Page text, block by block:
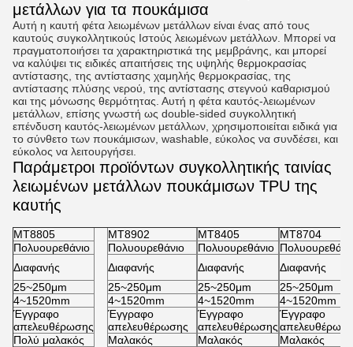
μετάλλων για τα πουκάμισα
Αυτή η καυτή φέτα λειωμένων μετάλλων είναι ένας από τους
καυτούς συγκολλητικούς Ιστούς λειωμένων μετάλλων. Μπορεί να
πραγματοποιήσει τα χαρακτηριστικά της μεμβράνης, και μπορεί
να καλύψει τις ειδικές απαιτήσεις της υψηλής θερμοκρασίας
αντίστασης, της αντίστασης χαμηλής θερμοκρασίας, της
αντίστασης πλύσης νερού, της αντίστασης στεγνού καθαρισμού
και της μόνωσης θερμότητας. Αυτή η φέτα καυτός-λειωμένων
μετάλλων, επίσης γνωστή ως double-sided συγκολλητική
επένδυση καυτός-λειωμένων μετάλλων, χρησιμοποιείται ειδικά για
το σύνθετο των πουκάμισων, washable, εύκολος να συνδέσει, και
εύκολος να λειτουργήσει.
Παράμετροι προϊόντων συγκολλητικής ταινίας
λειωμένων μετάλλων πουκάμισων TPU της
καυτής
MT8805 MT8902 MT8405
MT8704
Πολυουρεθάνιο
Πολυουρεθάνιο Πολυουρεθάνιο
Διαφανής
Διαφανής Διαφανής
Διαφανής
25~250μm
25~250μm 25~250μm
25~250μm
4~1520mm
4~1520mm 4~1520mm
4~1520mm
Έγγραφο
απελευθέρωσης
Έγγραφο
απελευθέρωσης
Έγγραφο
απελευθέρωσης
Έγγραφο
Πολύ μαλακός
Μαλακός Μαλακός
Μαλακός